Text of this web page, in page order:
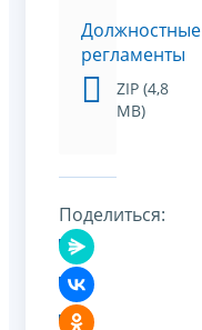
Должностные
регламенты
ZIP (4,8
МB)
Поделиться: